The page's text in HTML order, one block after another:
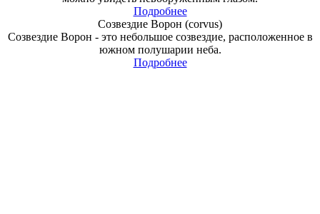
Подробнее
Созвездие Ворон (corvus)
Созвездие Ворон - это небольшое созвездие, расположенное в
южном полушарии неба.
Подробнее